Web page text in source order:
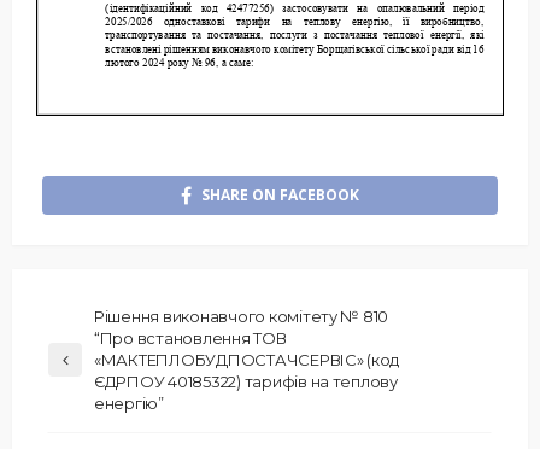
SHARE ON FACEBOOK
Рішення виконавчого комітету № 810
“Про встановлення ТОВ
«МАКТЕПЛОБУДПОСТАЧСЕРВІС» (код
ЄДРПОУ 40185322) тарифів на теплову
енергію”